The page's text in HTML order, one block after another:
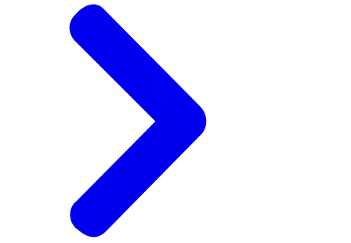
betrokken ministeries om een structurele
oplossing te vinden voor die situaties waarin er
geen sprake is van een auditieve beperking.
Loop jij ook vast met je casus? Indienen van je
casus bij het Landelijk Maatwerkloket kan altijd.
En wil je net als Sara gebruik maken van alle
instrumenten? Ga dan naar de website van PMM (